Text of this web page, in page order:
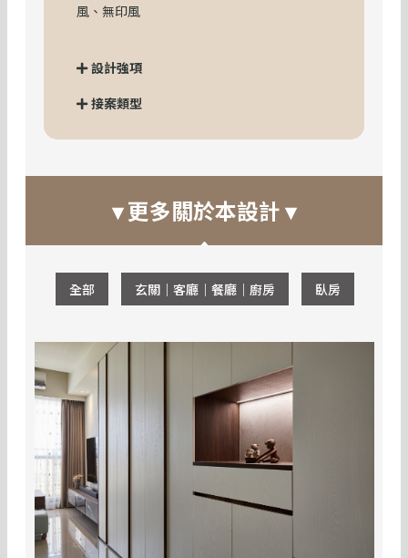
風、無印風
設計強項
接案類型
▾ 更多關於本設計 ▾
全部 玄關｜客廳｜餐廳｜廚房 臥房